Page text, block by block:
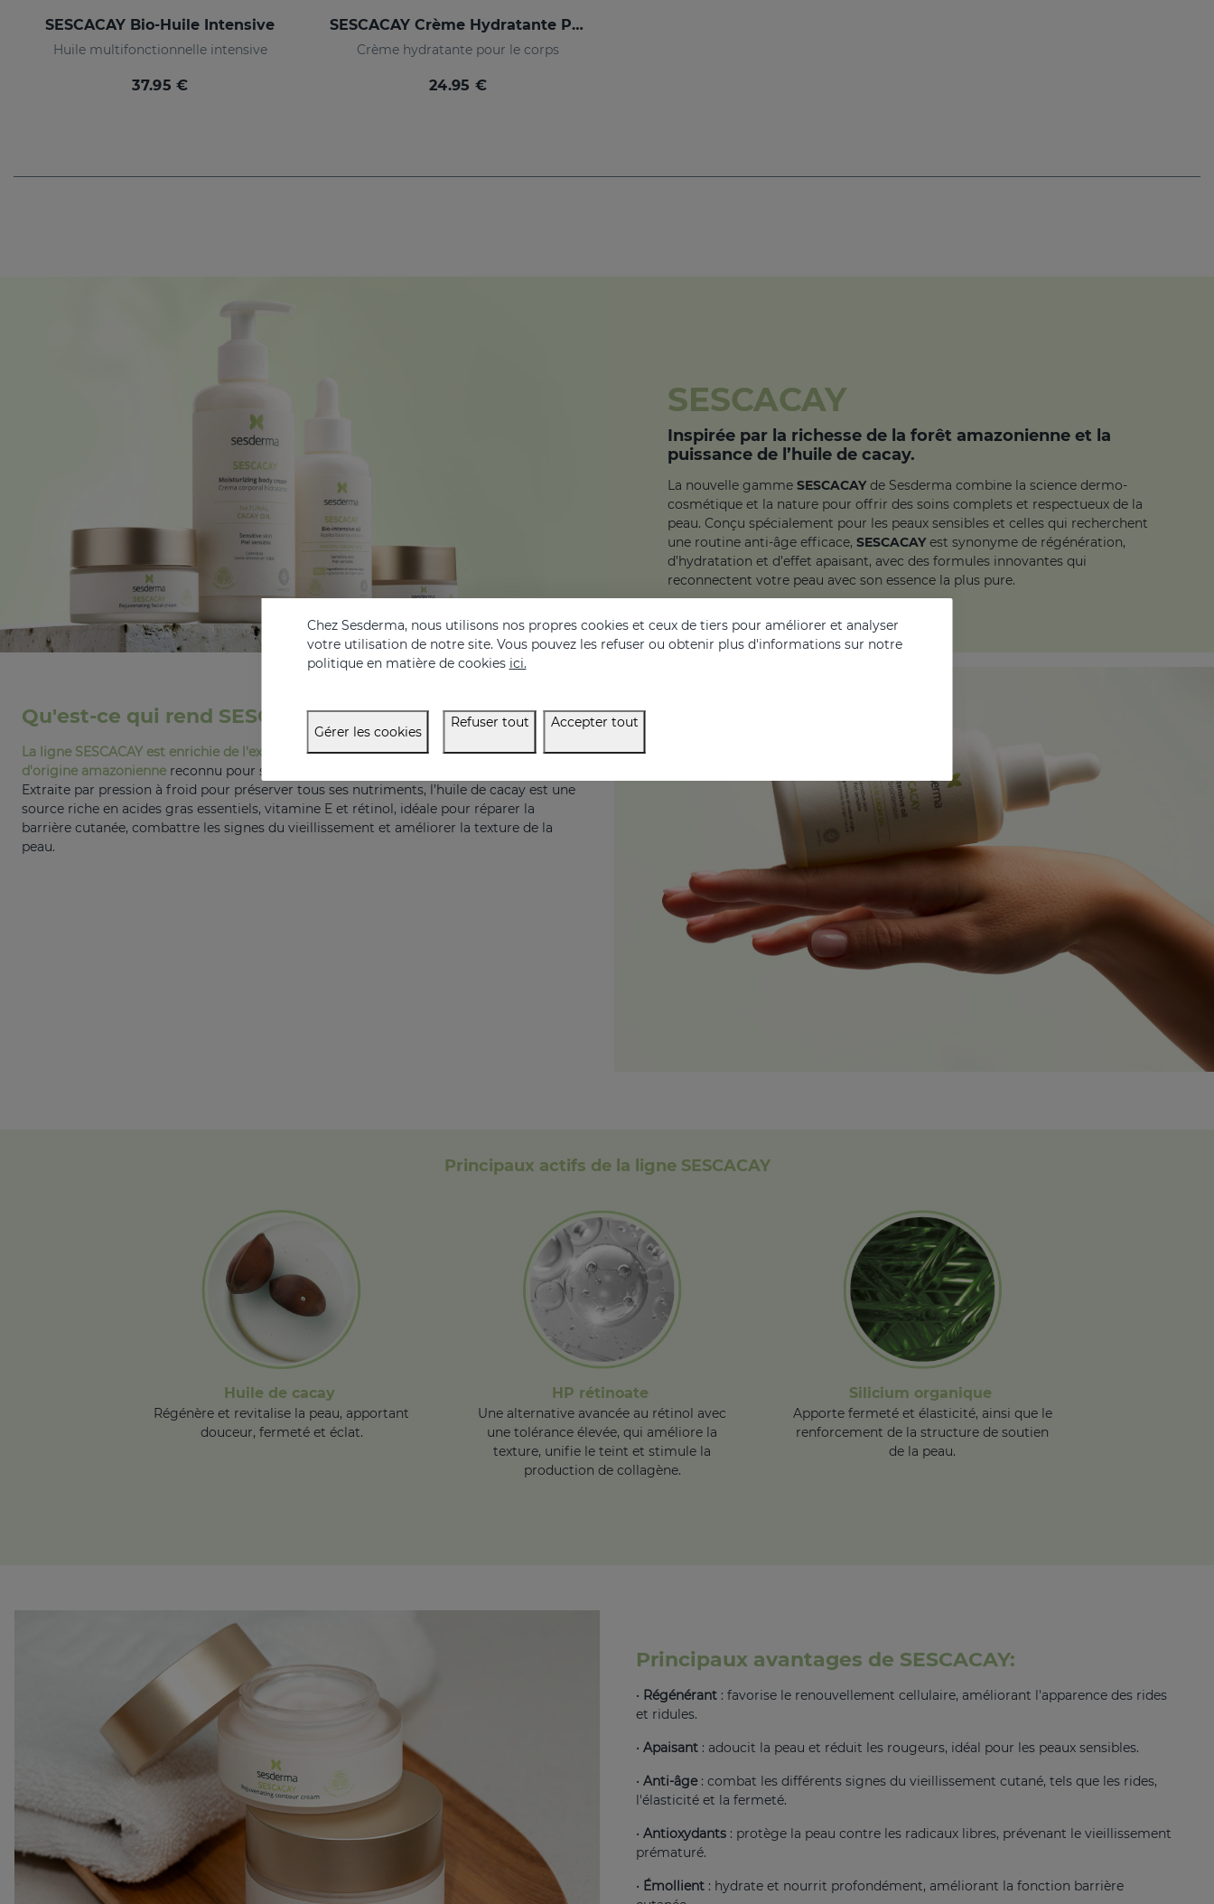
SESCACAY Bio-Huile Intensive
Huile multifonctionnelle intensive
37.95 €
SESCACAY Crème Hydratante Pour Le Corps
Crème hydratante pour le corps
24.95 €
SESCACAY
Inspirée par la richesse de la forêt amazonienne et la
puissance de l’huile de cacay.
La nouvelle gammeSESCACAYde Sesderma combine la science dermo-
cosmétique et la nature pour offrir des soins complets et respectueux de la
peau. Conçu spécialement pour les peaux sensibles et celles qui recherchent
une routine anti-âge efficace,SESCACAYest synonyme de régénération,
d’hydratation et d’effet apaisant, avec des formules innovantes qui
reconnectent votre peau avec son essence la plus pure.
Qu'est-ce qui rend SESCACAY unique?
La ligne SESCACAY est enrichie de l'extraordinaire huile de cacay, un ingrédient naturel
d'origine amazonienne reconnu pour ses propriétés régénératrices et antioxydantes.
Extraite par pression à froid pour préserver tous ses nutriments, l’huile de cacay est une
source riche en acides gras essentiels, vitamine E et rétinol, idéale pour réparer la
barrière cutanée, combattre les signes du vieillissement et améliorer la texture de la
peau.
Principaux actifs de la ligne SESCACAY
Huile de cacay
Régénère et revitalise la peau, apportant
douceur, fermeté et éclat.
HP rétinoate
Une alternative avancée au rétinol avec
une tolérance élevée, qui améliore la
texture, unifie le teint et stimule la
production de collagène.
Silicium organique
Apporte fermeté et élasticité, ainsi que le
renforcement de la structure de soutien
de la peau.
Principaux avantages de SESCACAY:
• Régénérant : favorise le renouvellement cellulaire, améliorant l'apparence des rides
et ridules.
• Apaisant : adoucit la peau et réduit les rougeurs, idéal pour les peaux sensibles.
• Anti-âge: combat les différents signes du vieillissement cutané, tels que les rides,
l'élasticité et la fermeté.
• Antioxydants : protège la peau contre les radicaux libres, prévenant le vieillissement
prématuré.
• Émollient : hydrate et nourrit profondément, améliorant la fonction barrière
Chez Sesderma, nous utilisons nos propres cookies et ceux de tiers pour améliorer et analyser
votre utilisation de notre site. Vous pouvez les refuser ou obtenir plus d'informations sur notre
politique en matière de cookies ici.
Gérer les cookies
Refuser tout Accepter tout